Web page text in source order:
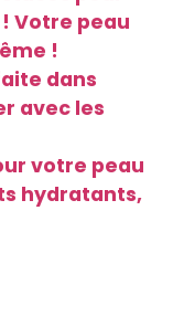
Votre peau
!
dans
avec les
votre peau
hydratants,